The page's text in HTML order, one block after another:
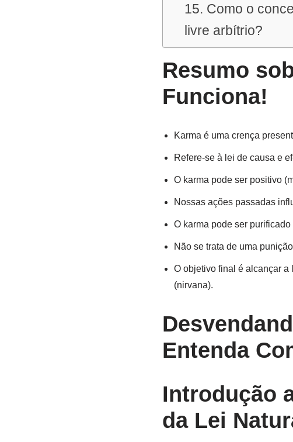
15. Como o
livre arbítrio?
Resumo
Funciona!
Karma é uma crença
Refere-se à lei de causa e
O karma pode ser positivo
Nossas ações passadas
O karma pode ser
Não se trata de uma
O objetivo final é alcançar a
(nirvana).
Entenda
Introdução
da Lei